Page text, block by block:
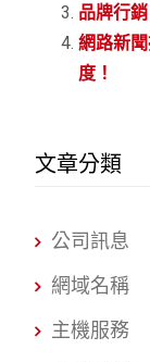
品牌行
網路新
度！
文章分類
公司訊息
網域名稱
主機服務